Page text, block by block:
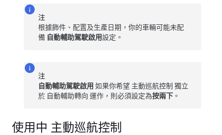
注
根據飾件、配置及生產日期，你的車輛可能未配
備 自動輔助駕駛啟用設定。
注
自動輔助駕駛啟用 如果你希望 主動巡航控制 獨立
於 自動輔助轉向 運作，則必須設定為按兩下 。
使用中 主動巡航控制